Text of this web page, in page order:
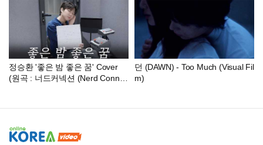
정승환 '좋은 밤 좋은 꿈' Cover
(원곡 : 너드커넥션 (Nerd Connec
던 (DAWN) - Too Much (Visual Fil
m)